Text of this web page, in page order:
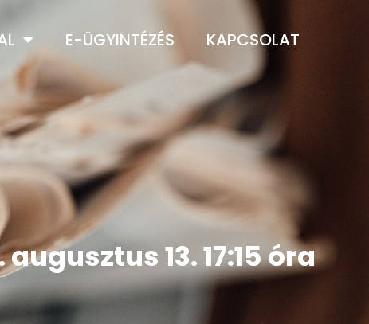
E-ÜGYINTÉZÉS KAPCSOLAT
13. 17:15 óra